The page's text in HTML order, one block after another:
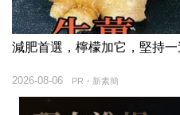
減肥首選，檸檬加它，堅持
PR・新素簡
2026-08-06